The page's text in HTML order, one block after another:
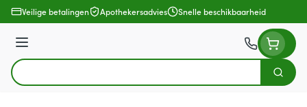
Ga naar de inhoud
Veilige betalingen Apothekersadvies Snelle beschikbaarheid
Menu
Product, merk, categorie...
Zoek